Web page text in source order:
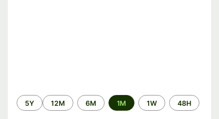
الفترة
الزمنية
48H
1W
1M
6M
12M
5Y